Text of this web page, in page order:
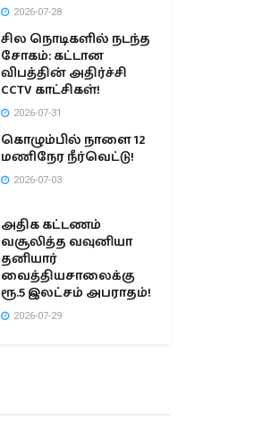
2026-07-28
சில நொடிகளில் நடந்த
சோகம்: கட்டான
விபத்தின் அதிர்ச்சி
CCTV காட்சிகள்!
2026-07-31
கொழும்பில் நாளை 12
மணிநேர நீர்வெட்டு!
2026-07-03
அதிக கட்டணம்
வசூலித்த வவுனியா
தனியார்
வைத்தியசாலைக்கு
ரூ.5 இலட்சம் அபராதம்!
2026-07-29